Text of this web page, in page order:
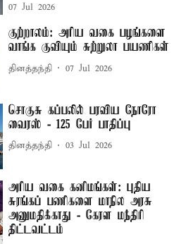
07 Jul 2026
குற்றாலம்: அரிய வகை பழங்களை
வாங்க குவியும் சுற்றுலா பயணிகள்
தினத்தந்தி 07 Jul 2026
சொகுசு கப்பலில் பரவிய நோரோ
வைரஸ் - 125 பேர் பாதிப்பு
தினத்தந்தி 03 Jul 2026
அரிய வகை கனிமங்கள்: புதிய
சுரங்கப் பணிகளை மாநில அரசு
அனுமதிக்காது - கேரள மந்திரி
திட்டவட்டம்